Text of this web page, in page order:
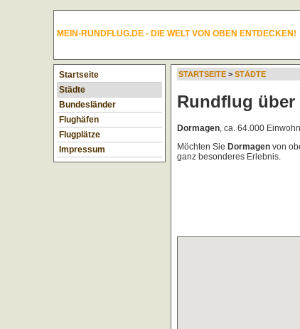
MEIN-RUNDFLUG.DE - DIE WELT VON OBEN ENTDECKEN!
Startseite
Städte
Bundesländer
Flughäfen
Flugplätze
Impressum
STARTSEITE > STÄDTE
Rundflug über
Dormagen, ca. 64.000
Möchten Sie Dormagen von
ganz besonderes Erlebnis.